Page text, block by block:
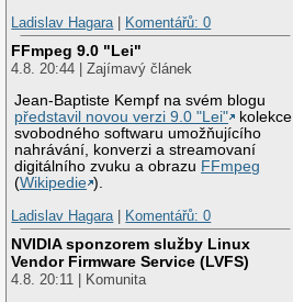
Ladislav Hagara
Komentářů: 0
FFmpeg 9.0 "Lei"
4.8. 20:44 | Zajímavý článek
Jean-Baptiste Kempf na svém blogu
představil novou verzi 9.0 "Lei"
kolekce
svobodného softwaru umožňujícího
nahrávání, konverzi a streamovaní
digitálního zvuku a obrazu FFmpeg
(Wikipedie ).
Ladislav Hagara
Komentářů: 0
NVIDIA sponzorem služby Linux
Vendor Firmware Service (LVFS)
4.8. 20:11 | Komunita